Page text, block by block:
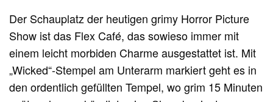
Der Schauplatz der heutigen grimy Horror Picture
Show ist das Flex Café, das sowieso immer mit
einem leicht morbiden Charme ausgestattet ist. Mit
„Wicked“-Stempel am Unterarm markiert geht es in
den ordentlich gefüllten Tempel, wo grim 15 Minuten